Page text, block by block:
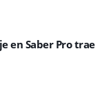
en Saber Pro trae